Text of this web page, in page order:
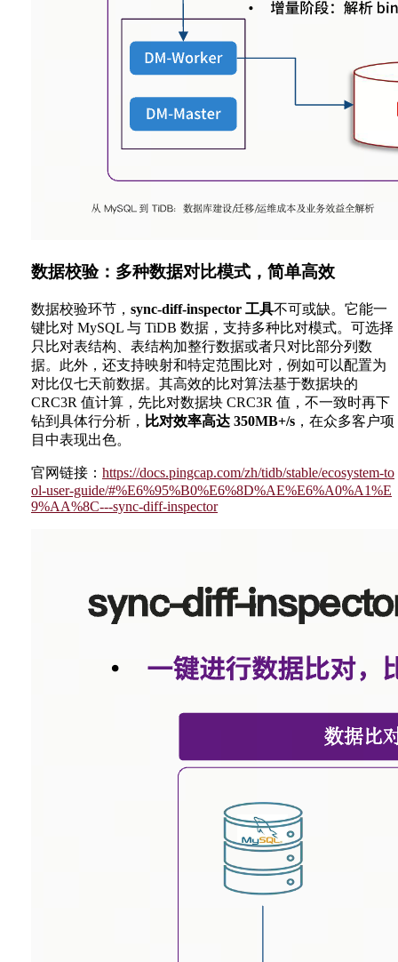
数据校验：多种数据对比模式，简单高效
数据校验环节， sync-diff-inspector 工具不可或缺。它能一
键比对 MySQL 与 TiDB 数据，支持多种比对模式。可选择
只比对表结构、表结构加整行数据或者只对比部分列数
据。此外，还支持映射和特定范围比对，例如可以配置为
对比仅七天前数据。其高效的比对算法基于数据块的
CRC3R 值计算，先比对数据块 CRC3R 值，不一致时再下
钻到具体行分析， 比对效率高达 350MB+/s ，在众多客户项
目中表现出色。
官网链接： https://docs.pingcap.com/zh/tidb/stable/ecosystem-to
ol-user-guide/#%E6%95%B0%E6%8D%AE%E6%A0%A1%E
9%AA%8C---sync-diff-inspector